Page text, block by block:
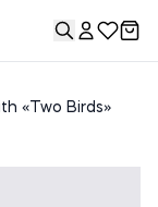
«Two Birds»